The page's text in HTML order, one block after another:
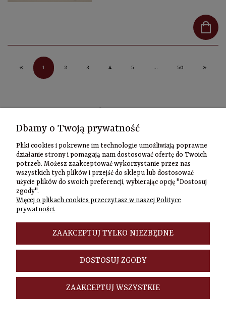
« 1 2 3 4 5 ... 50 »
Szybki
kontakt
Zamówienia
al. Jana Pawła
00-148
Dbamy o Twoją prywatność
Pliki cookies i pokrewne im technologie umożliwiają poprawne
działanie strony i pomagają nam dostosować ofertę do Twoich
potrzeb. Możesz zaakceptować wykorzystanie przez nas
wszystkich tych plików i przejść do sklepu lub dostosować
użycie plików do swoich preferencji, wybierając opcję "Dostosuj
zgody".
Więcej o plikach cookies przeczytasz w naszej Polityce
prywatności.
ZAAKCEPTUJ TYLKO NIEZBĘDNE
DOSTOSUJ ZGODY
ZAAKCEPTUJ WSZYSTKIE